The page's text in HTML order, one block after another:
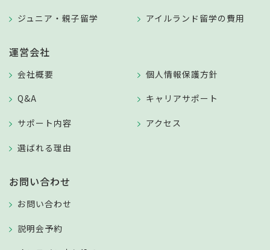
ジュニア・親子留学 アイルランド留学の費用
運営会社
会社概要
Q&A
サポート内容
選ばれる理由
個人情報保護方針
キャリアサポート
アクセス
お問い合わせ
お問い合わせ
説明会予約